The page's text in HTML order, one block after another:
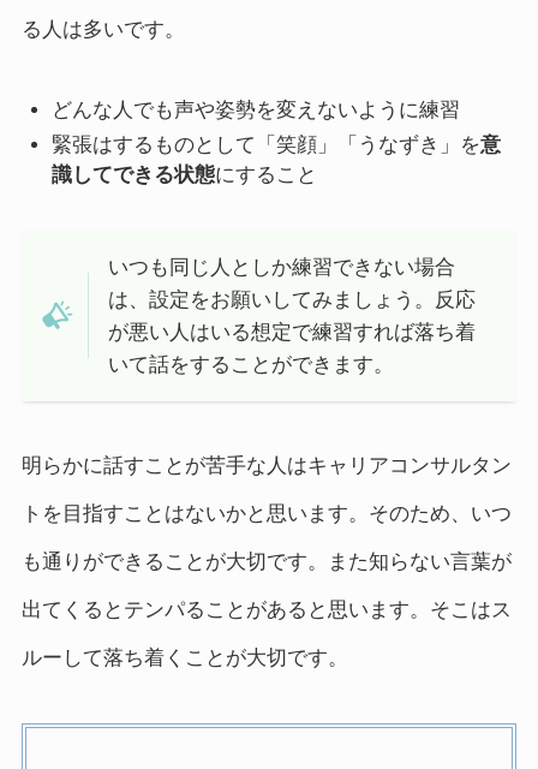
る人は多いです。
どんな人でも声や姿勢を変えないように練習
緊張はするものとして「笑顔」「うなずき」を意
識してできる状態にすること
いつも同じ人としか練習できない場合
は、設定をお願いしてみましょう。反応
が悪い人はいる想定で練習すれば落ち着
いて話をすることができます。
明らかに話すことが苦手な人はキャリアコンサルタン
トを目指すことはないかと思います。そのため、いつ
も通りができることが大切です。また知らない言葉が
出てくるとテンパることがあると思います。そこはス
ルーして落ち着くことが大切です。